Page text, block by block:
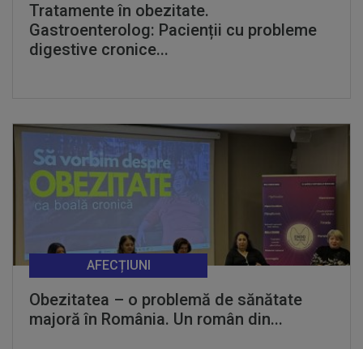
Tratamente în obezitate.
Gastroenterolog: Pacienții cu probleme
digestive cronice...
Obezitatea – o problemă de sănătate
majoră în România. Un român din...
AFECȚIUNI